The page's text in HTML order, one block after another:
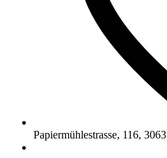
Papiermühlestrasse, 116, 3063